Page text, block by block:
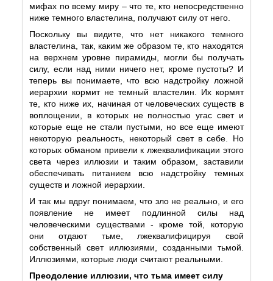
мифах по всему миру – что те, кто непосредственно
ниже темного властелина, получают силу от него.
Поскольку вы видите, что нет никакого темного
властелина, так, каким же образом те, кто находятся
на верхнем уровне пирамиды, могли бы получать
силу, если над ними ничего нет, кроме пустоты? И
теперь вы понимаете, что всю надстройку ложной
иерархии кормит не темный властелин. Их кормят
те, кто ниже их, начиная от человеческих существ в
воплощении, в которых не полностью угас свет и
которые еще не стали пустыми, но все еще имеют
некоторую реальность, некоторый свет в себе. Но
которых обманом привели к лжеквалификации этого
света через иллюзии и таким образом, заставили
обеспечивать питанием всю надстройку темных
существ и ложной иерархии.
И так мы вдруг понимаем, что зло не реально, и его
появление не имеет подлинной силы над
человеческими существами - кроме той, которую
они отдают тьме, лжеквалифицируя свой
собственный свет иллюзиями, созданными тьмой.
Иллюзиями, которые люди считают реальными.
Преодоление иллюзии, что тьма имеет силу